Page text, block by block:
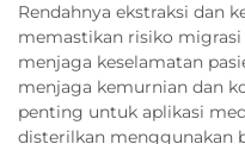
Rendahnya ekstraksi dan
memastikan risiko
menjaga keselamatan
menjaga kemurnian dan
penting untuk aplikasi
disterilkan menggunakan